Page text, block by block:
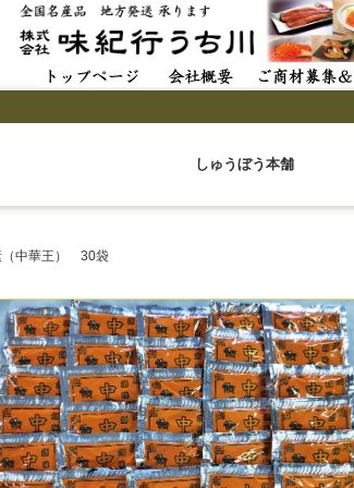
しゅうぼう本舗
（中華王） 30袋